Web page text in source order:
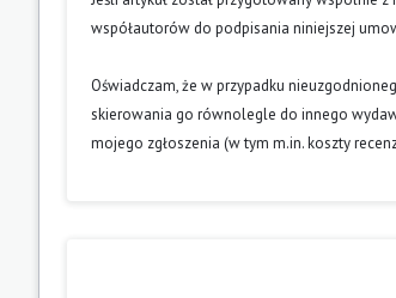
współautorów do podpisania niniejszej
Oświadczam, że w przypadku
skierowania go równolegle do innego
mojego zgłoszenia (w tym m.in. koszty